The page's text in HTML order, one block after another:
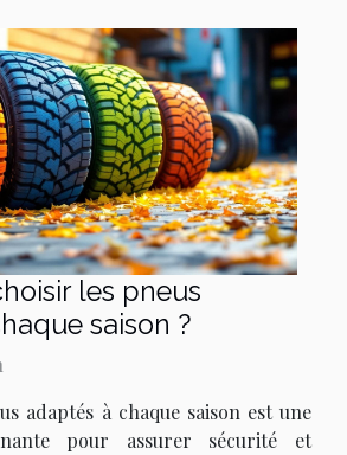
les pneus
saison ?
adaptés à chaque saison est une
pour assurer sécurité et